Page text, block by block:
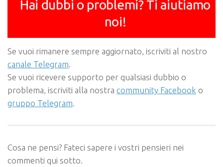
Hai dubbi o problemi? Ti aiutiamo
noi!
Se vuoi rimanere sempre aggiornato, iscriviti al nostro
canale Telegram
Se vuoi ricevere supporto per qualsiasi dubbio o
problema, iscriviti alla nostra community Facebook o
gruppo Telegram
Cosa ne pensi? Fateci sapere i vostri pensieri nei
commenti qui sotto.